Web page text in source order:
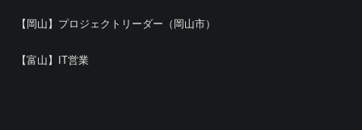
【岡山】プロジェクトリーダー（岡山市）
【富山】IT営業